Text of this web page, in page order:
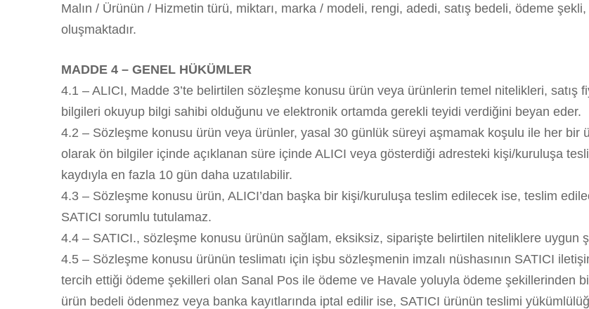
Malın / Ürünün / Hizmetin türü, miktarı, marka / modeli, rengi, adedi, satış bedeli, ödeme
oluşmaktadır.
MADDE 4 – GENEL HÜKÜMLER
4.1 – ALICI, Madde 3’te belirtilen sözleşme konusu ürün veya ürünlerin temel nitelikleri, satış
bilgileri okuyup bilgi sahibi olduğunu ve elektronik ortamda gerekli teyidi verdiğini beyan eder.
4.2 – Sözleşme konusu ürün veya ürünler, yasal 30 günlük süreyi aşmamak koşulu ile her bir
olarak ön bilgiler içinde açıklanan süre içinde ALICI veya gösterdiği adresteki kişi/kuruluşa
kaydıyla en fazla 10 gün daha uzatılabilir.
4.3 – Sözleşme konusu ürün, ALICI’dan başka bir kişi/kuruluşa teslim edilecek ise, teslim
SATICI sorumlu tutulamaz.
4.4 – SATICI., sözleşme konusu ürünün sağlam, eksiksiz, siparişte belirtilen niteliklere uygun
4.5 – Sözleşme konusu ürünün teslimatı için işbu sözleşmenin imzalı nüshasının SATICI
tercih ettiği ödeme şekilleri olan Sanal Pos ile ödeme ve Havale yoluyla ödeme şekillerinden
ürün bedeli ödenmez veya banka kayıtlarında iptal edilir ise, SATICI ürünün teslimi